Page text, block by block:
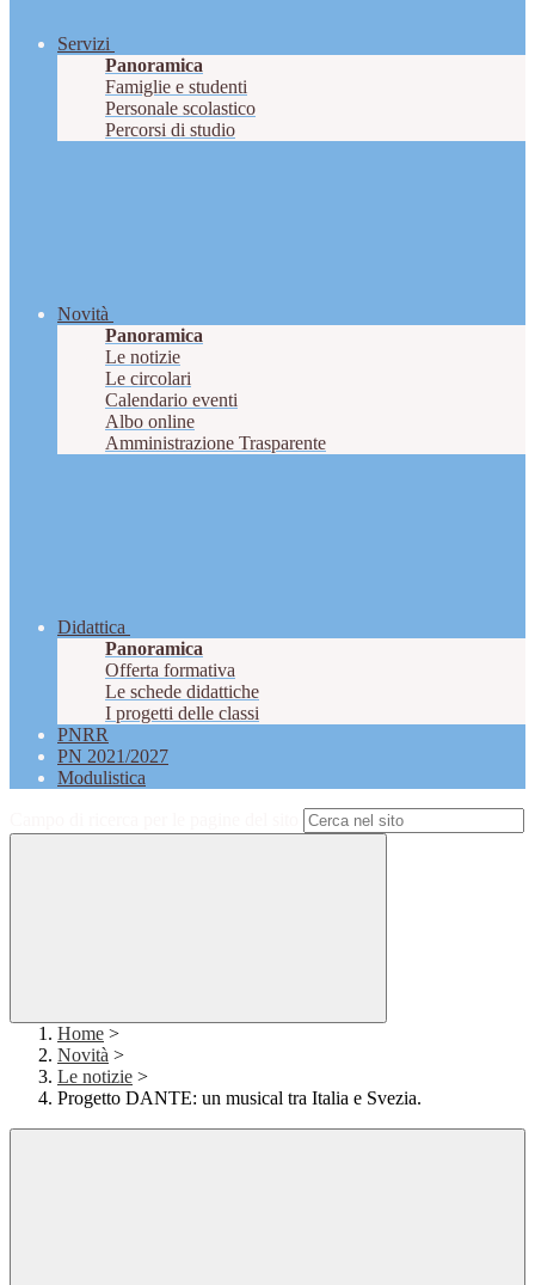
Servizi
Panoramica
Famiglie e studenti
Personale scolastico
Percorsi di studio
Novità
Panoramica
Le notizie
Le circolari
Calendario eventi
Albo online
Amministrazione Trasparente
Didattica
Panoramica
Offerta formativa
Le schede didattiche
I progetti delle classi
PNRR
PN 2021/2027
Modulistica
Home >
Novità >
Le notizie >
Progetto DANTE: un musical tra Italia e Svezia.